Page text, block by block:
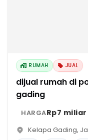
RUMAH JUAL
dijual rumah di
gading
HARGARp7 miliar
Kelapa Gading,